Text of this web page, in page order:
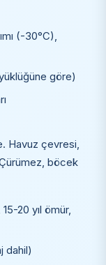
(-30°C),
göre)
Havuz çevresi,
böcek
20 yıl ömür,
dahil)